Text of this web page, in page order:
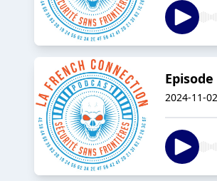
2024-11-02